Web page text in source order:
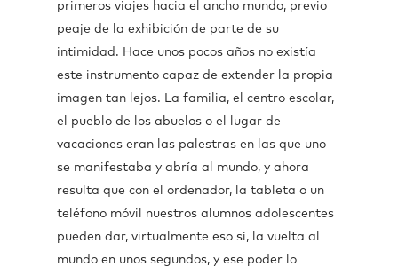
primeros viajes hacia el ancho mundo, previo
peaje de la exhibición de parte de su
intimidad. Hace unos pocos años no existía
este instrumento capaz de extender la propia
imagen tan lejos. La familia, el centro escolar,
el pueblo de los abuelos o el lugar de
vacaciones eran las palestras en las que uno
se manifestaba y abría al mundo, y ahora
resulta que con el ordenador, la tableta o un
teléfono móvil nuestros alumnos adolescentes
pueden dar, virtualmente eso sí, la vuelta al
mundo en unos segundos, y ese poder lo